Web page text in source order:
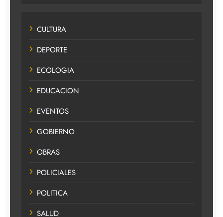
CULTURA
DEPORTE
ECOLOGIA
EDUCACION
EVENTOS
GOBIERNO
OBRAS
POLICIALES
POLITICA
SALUD